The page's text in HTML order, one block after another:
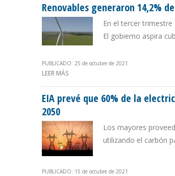
Renovables generaron 14,2%
En el tercer
El gobierno aspira
PUBLICADO: 25 de octubre de 2021
LEER MÁS
EIA prevé que 60% de la
2050
Los mayores
utilizando el carbón
PUBLICADO: 15 de octubre de 2021